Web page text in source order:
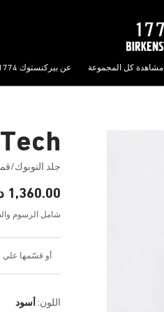
مشاهدة كل المجموعة عن بيركنستوك 1774
جلد النوبوك/
1,360.00 د.إ
شامل الرسوم
أو قسّمها علي 4 دفعات شهرية بقيمة 340.00 د.إ
اللون: أسود